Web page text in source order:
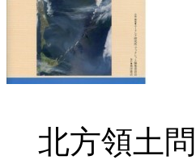
北方領土